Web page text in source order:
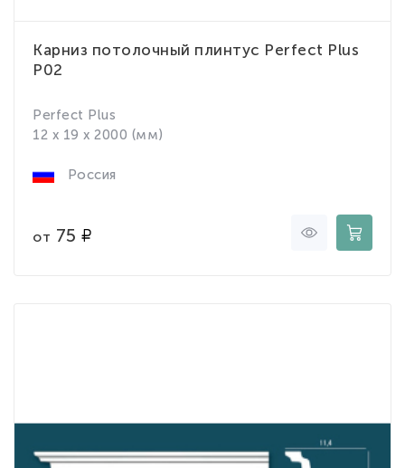
Карниз потолочный плинтус Perfect Plus
P02
Perfect Plus
12 x 19 x 2000 (мм)
Россия
от 75